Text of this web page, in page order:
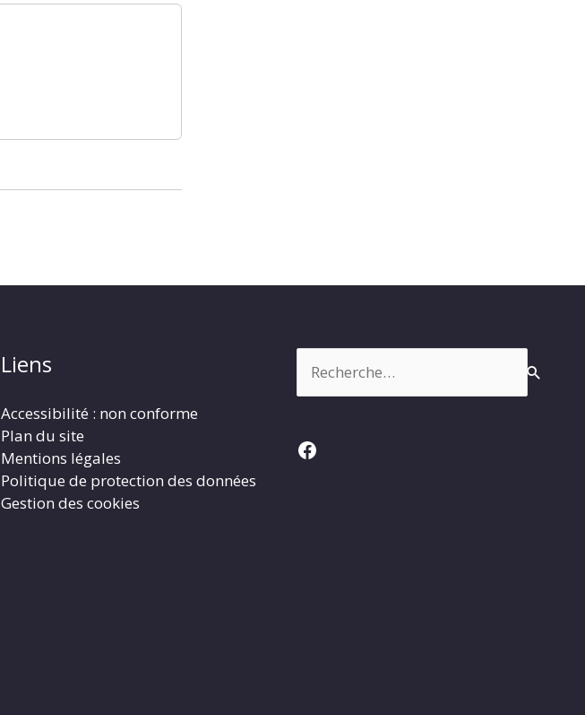
Liens
Accessibilité : non conforme
Plan du site
Mentions légales
Politique de protection des données
Gestion des cookies
Facebook